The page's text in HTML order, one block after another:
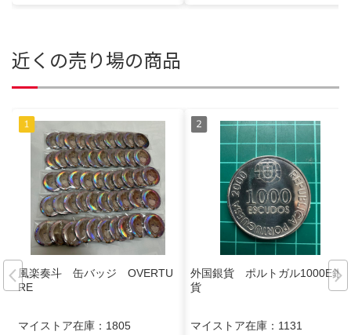
近くの売り場の商品
風楽奏斗 缶バッジ OVERTU
RE
マイストア在庫： 1805
外国銀貨 ポルトガル1000E銀
貨
マイストア在庫： 1131